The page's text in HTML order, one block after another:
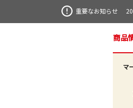
重要なお知らせ
商品
マ
トップページ